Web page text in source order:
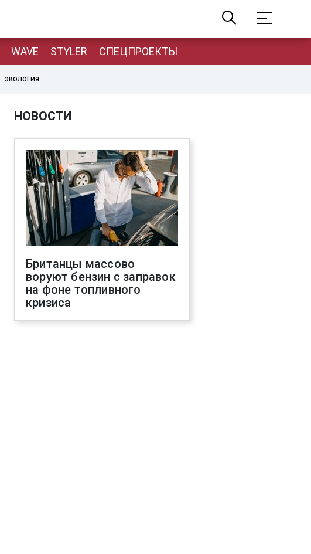
WAVE STYLER СПЕЦПРОЕКТЫ
ЭКОЛОГИЯ
НОВОСТИ
Британцы массово
воруют бензин с заправок
на фоне топливного
кризиса